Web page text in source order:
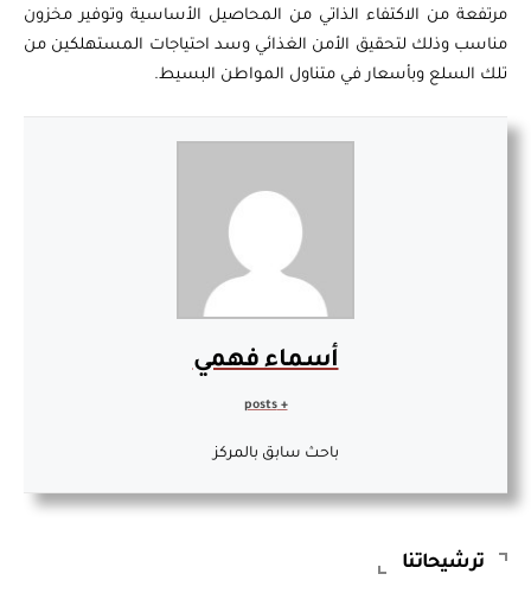
مرتفعة من الاكتفاء الذاتي من المحاصيل الأساسية وتوفير مخزون
مناسب وذلك لتحقيق الأمن الغذائي وسد احتياجات المستهلكين من
تلك السلع وبأسعار في متناول المواطن البسيط.
أسماء فهمي
باحث سابق بالمركز
ترشيحاتنا